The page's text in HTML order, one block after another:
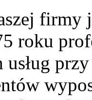
firmy
roku